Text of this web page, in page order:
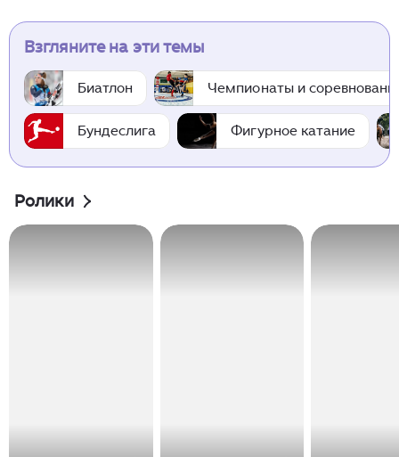
Взгляните на эти темы
Биатлон Чемпионаты и
Бундеслига Фигурное катание
Ролики